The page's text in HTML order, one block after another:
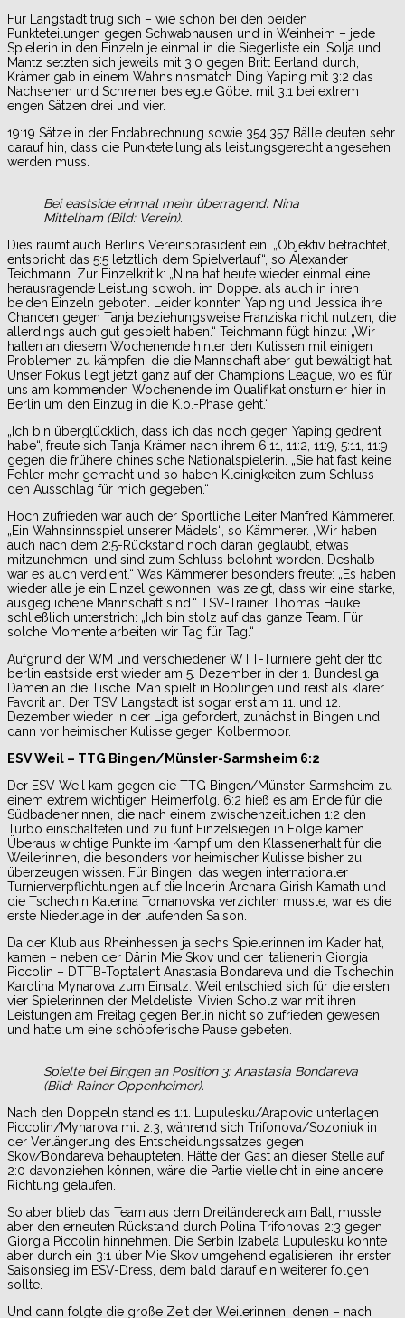
Für Langstadt trug sich – wie schon bei den beiden
Punkteteilungen gegen Schwabhausen und in Weinheim – jede
Spielerin in den Einzeln je einmal in die Siegerliste ein. Solja und
Mantz setzten sich jeweils mit 3:0 gegen Britt Eerland durch,
Krämer gab in einem Wahnsinnsmatch Ding Yaping mit 3:2 das
Nachsehen und Schreiner besiegte Göbel mit 3:1 bei extrem
engen Sätzen drei und vier.
19:19 Sätze in der Endabrechnung sowie 354:357 Bälle deuten sehr
darauf hin, dass die Punkteteilung als leistungsgerecht angesehen
werden muss.
Bei eastside einmal mehr überragend: Nina
Mittelham (Bild: Verein).
Dies räumt auch Berlins Vereinspräsident ein. „Objektiv betrachtet,
entspricht das 5:5 letztlich dem Spielverlauf“, so Alexander
Teichmann. Zur Einzelkritik: „Nina hat heute wieder einmal eine
herausragende Leistung sowohl im Doppel als auch in ihren
beiden Einzeln geboten. Leider konnten Yaping und Jessica ihre
Chancen gegen Tanja beziehungsweise Franziska nicht nutzen, die
allerdings auch gut gespielt haben.“ Teichmann fügt hinzu: „Wir
hatten an diesem Wochenende hinter den Kulissen mit einigen
Problemen zu kämpfen, die die Mannschaft aber gut bewältigt hat.
Unser Fokus liegt jetzt ganz auf der Champions League, wo es für
uns am kommenden Wochenende im Qualifikationsturnier hier in
Berlin um den Einzug in die K.o.-Phase geht.“
„Ich bin überglücklich, dass ich das noch gegen Yaping gedreht
habe“, freute sich Tanja Krämer nach ihrem 6:11, 11:2, 11:9, 5:11, 11:9
gegen die frühere chinesische Nationalspielerin. „Sie hat fast keine
Fehler mehr gemacht und so haben Kleinigkeiten zum Schluss
den Ausschlag für mich gegeben.“
Hoch zufrieden war auch der Sportliche Leiter Manfred Kämmerer.
„Ein Wahnsinnsspiel unserer Mädels“, so Kämmerer. „Wir haben
auch nach dem 2:5-Rückstand noch daran geglaubt, etwas
mitzunehmen, und sind zum Schluss belohnt worden. Deshalb
war es auch verdient.“ Was Kämmerer besonders freute: „Es haben
wieder alle je ein Einzel gewonnen, was zeigt, dass wir eine starke,
ausgeglichene Mannschaft sind.“ TSV-Trainer Thomas Hauke
schließlich unterstrich: „Ich bin stolz auf das ganze Team. Für
solche Momente arbeiten wir Tag für Tag.“
Aufgrund der WM und verschiedener WTT-Turniere geht der ttc
berlin eastside erst wieder am 5. Dezember in der 1. Bundesliga
Damen an die Tische. Man spielt in Böblingen und reist als klarer
Favorit an. Der TSV Langstadt ist sogar erst am 11. und 12.
Dezember wieder in der Liga gefordert, zunächst in Bingen und
dann vor heimischer Kulisse gegen Kolbermoor.
ESV Weil – TTG Bingen/Münster-Sarmsheim 6:2
Der ESV Weil kam gegen die TTG Bingen/Münster-Sarmsheim zu
einem extrem wichtigen Heimerfolg. 6:2 hieß es am Ende für die
Südbadenerinnen, die nach einem zwischenzeitlichen 1:2 den
Turbo einschalteten und zu fünf Einzelsiegen in Folge kamen.
Überaus wichtige Punkte im Kampf um den Klassenerhalt für die
Weilerinnen, die besonders vor heimischer Kulisse bisher zu
überzeugen wissen. Für Bingen, das wegen internationaler
Turnierverpflichtungen auf die Inderin Archana Girish Kamath und
die Tschechin Katerina Tomanovska verzichten musste, war es die
erste Niederlage in der laufenden Saison.
Da der Klub aus Rheinhessen ja sechs Spielerinnen im Kader hat,
kamen – neben der Dänin Mie Skov und der Italienerin Giorgia
Piccolin – DTTB-Toptalent Anastasia Bondareva und die Tschechin
Karolina Mynarova zum Einsatz. Weil entschied sich für die ersten
vier Spielerinnen der Meldeliste. Vivien Scholz war mit ihren
Leistungen am Freitag gegen Berlin nicht so zufrieden gewesen
und hatte um eine schöpferische Pause gebeten.
Spielte bei Bingen an Position 3: Anastasia Bondareva
(Bild: Rainer Oppenheimer).
Nach den Doppeln stand es 1:1. Lupulesku/Arapovic unterlagen
Piccolin/Mynarova mit 2:3, während sich Trifonova/Sozoniuk in
der Verlängerung des Entscheidungssatzes gegen
Skov/Bondareva behaupteten. Hätte der Gast an dieser Stelle auf
2:0 davonziehen können, wäre die Partie vielleicht in eine andere
Richtung gelaufen.
So aber blieb das Team aus dem Dreiländereck am Ball, musste
aber den erneuten Rückstand durch Polina Trifonovas 2:3 gegen
Giorgia Piccolin hinnehmen. Die Serbin Izabela Lupulesku konnte
aber durch ein 3:1 über Mie Skov umgehend egalisieren, ihr erster
Saisonsieg im ESV-Dress, dem bald darauf ein weiterer folgen
sollte.
Und dann folgte die große Zeit der Weilerinnen, denen – nach